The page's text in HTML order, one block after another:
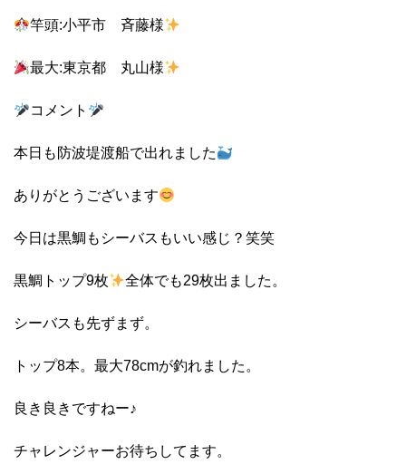
竿頭:小平市 斉藤様
最大:東京都 丸山様
コメント
本日も防波堤渡船で出れました
ありがとうございます
今日は黒鯛もシーバスもいい感じ？笑笑
黒鯛トップ9枚 全体でも29枚出ました。
シーバスも先ずまず。
トップ8本。最大78cmが釣れました。
良き良きですねー♪
チャレンジャーお待ちしてます。